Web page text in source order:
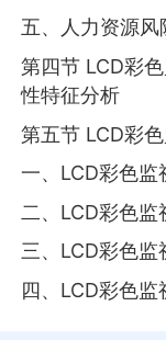
五、人力资源风
第四节 LCD彩
性特征分析
第五节 LCD彩
一、LCD彩色监
二、LCD彩色
三、LCD彩色
四、LCD彩色